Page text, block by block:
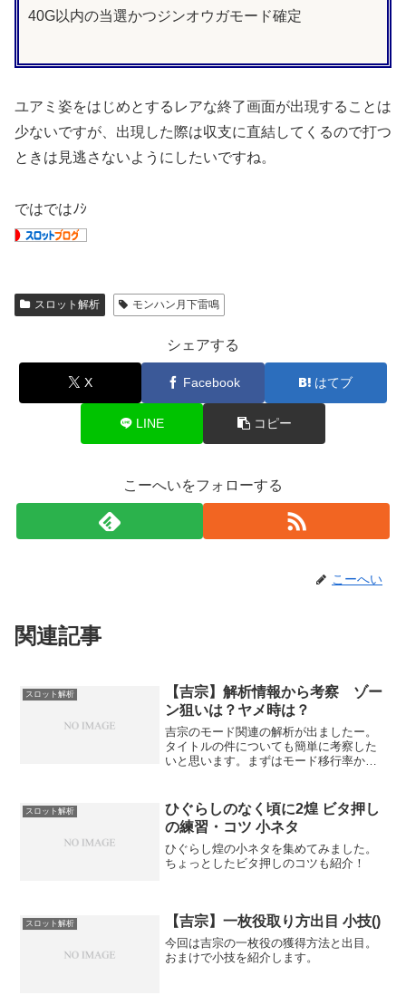
40G以内の当選かつジンオウガモード確定
ユアミ姿をはじめとするレアな終了画面が出現することは
少ないですが、出現した際は収支に直結してくるので打つ
ときは見逃さないようにしたいですね。
ではではﾉｼ
スロット解析 モンハン月下雷鳴
シェアする
X Facebook はてブ
LINE コピー
こーへいをフォローする
こーへい
関連記事
スロット解析
【吉宗】解析情報から考察 ゾー
ン狙いは？ヤメ時は？
吉宗のモード関連の解析が出ましたー。
タイトルの件についても簡単に考察した
いと思います。まずはモード移行率か
時モード移行率AT中モード移行率設定変
更時モード移行率基本は...
スロット解析
ひぐらしのなく頃に2煌 ビタ押し
の練習・コツ 小ネタ
ひぐらし煌の小ネタを集めてみました。
ちょっとしたビタ押しのコツも紹介！
スロット解析 【吉宗】一枚役取り方出目 小技()
今回は吉宗の一枚役の獲得方法と出目。
おまけで小技を紹介します。